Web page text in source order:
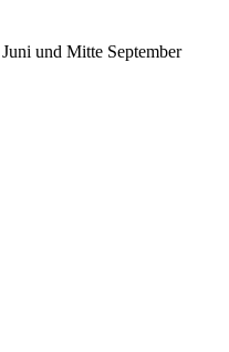
und Mitte September